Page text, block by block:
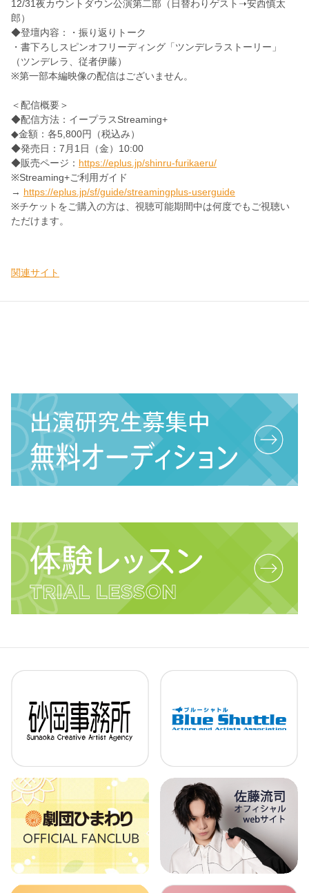
12/31夜カウントダウン公演第二部（日替わりゲスト➝安西慎太
郎）
◆登壇内容：・振り返りトーク
・書下ろしスピンオフリーディング「ツンデレラストーリー」
（ツンデレラ、従者伊藤）
※第一部本編映像の配信はございません。
＜配信概要＞
◆配信方法：イープラスStreaming+
◆金額：各5,800円（税込み）
◆発売日：7月1日（金）10:00
◆販売ページ： https://eplus.jp/shinru-furikaeru/
※Streaming+ご利用ガイド
→ https://eplus.jp/sf/guide/streamingplus-userguide
※チケットをご購入の方は、 視聴可能期間中は何度でもご視聴い
ただけます。
関連サイト